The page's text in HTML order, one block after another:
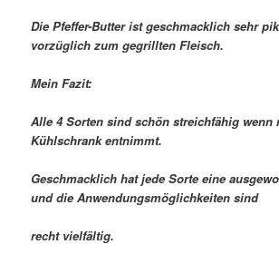
Die Pfeffer-Butter ist geschmacklich sehr
vorzüglich zum gegrillten Fleisch.
Mein Fazit:
Alle 4 Sorten sind schön streichfähig wenn
Kühlschrank entnimmt.
Geschmacklich hat jede Sorte eine
und die Anwendungsmöglichkeiten sind
recht vielfältig.